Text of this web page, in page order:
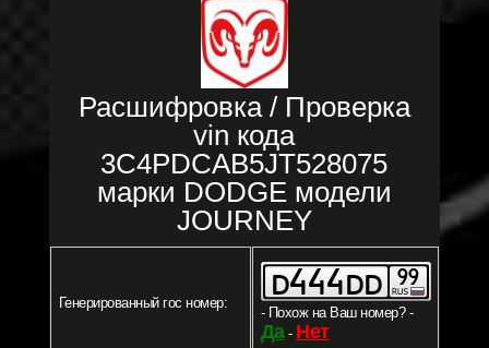
Расшифровка / Проверка
vin кода
3C4PDCAB5JT528075
марки DODGE модели
JOURNEY
Генерированный гос номер:
- Похож на Ваш номер? -
Да- Нет